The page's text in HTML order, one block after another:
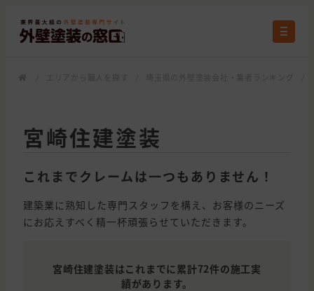
宮崎住建塗装
これまでクレームは一つもありません！
建築業に熟知した専門スタッフを構え、お客様のニーズ
にお応えすべく精一杯頑張らせていただきます。
宮崎住建塗装はこれまでに累計72件の施工実
績があります。